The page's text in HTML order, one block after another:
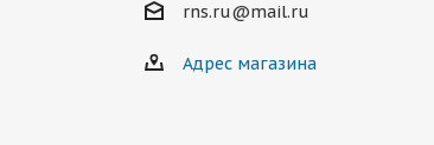
rns.ru@mail.ru
Адрес магазина